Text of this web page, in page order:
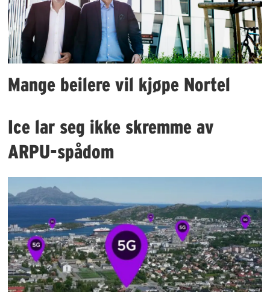
Mange beilere vil kjøpe Nortel
Ice lar seg ikke skremme av
ARPU-spådom